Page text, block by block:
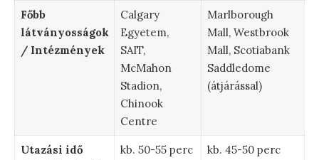
Főbb
látványosságok
/ Intézmények
Calgary
Egyetem,
SAIT,
McMahon
Stadion,
Chinook
Centre
Marlborough
Mall, Westbrook
Mall, Scotiabank
Saddledome
(átjárással)
Utazási idő
kb. 50-55 perc kb. 45-50 perc